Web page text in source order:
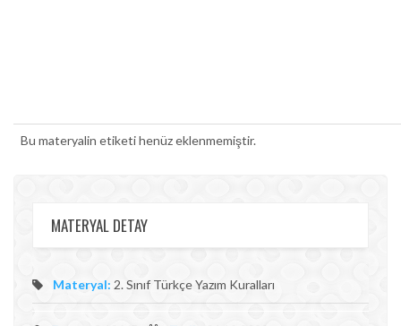
Bu materyalin etiketi henüz eklenmemiştir.
MATERYAL DETAY
Materyal: 2. Sınıf Türkçe Yazım Kuralları